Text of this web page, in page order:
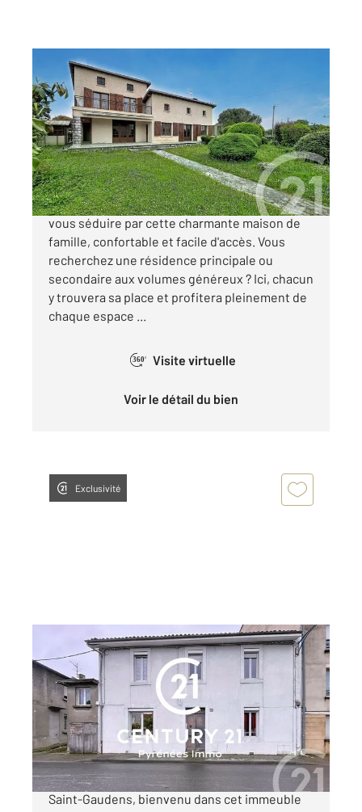
ST GAUDENS 31
120,78 m2, 5 pièces
Ref : 16509
Maison à vendre
197 000 €
« VILLA PLEIN SUD » À Saint-Gaudens, laissez-
vous séduire par cette charmante maison de
famille, confortable et facile d'accès. Vous
recherchez une résidence principale ou
secondaire aux volumes généreux ? Ici, chacun
y trouvera sa place et profitera pleinement de
chaque espace ...
360° Visite virtuelle
Voir le détail du bien
Exclusivité
ST GAUDENS 31
150 m
, 8 pièces
Ref : 16767
Maison à vendre
164 000 €
« IMMEUBLE DE QUATRE APPARTEMENTS » À
Saint-Gaudens, bienvenu dans cet immeuble